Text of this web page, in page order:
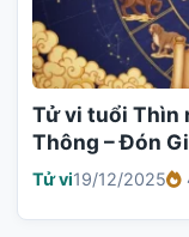
Tử vi tuổi Thìn
Thông – Đón
Tử vi19/12/2025